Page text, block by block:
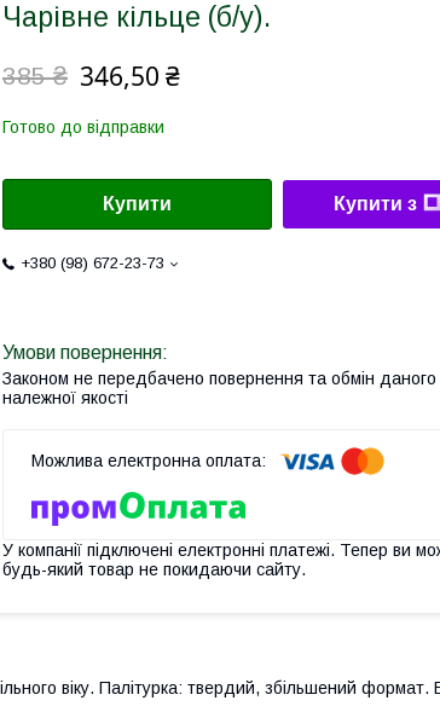
Чарівне кільце (б/у).
385 ₴ 346,50 ₴
Готово до відправки
Купити Купити з
+380 (98) 672-23-73
Законом не передбачено повернення та обмін даного
належної якості
У компанії підключені електронні платежі. Тепер ви
будь-який товар не покидаючи сайту.
віку. Палітурка: твердий, збільшений формат.